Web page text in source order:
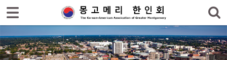
로그인 회원가입
한인회
Sketchbook5, 스케치북5